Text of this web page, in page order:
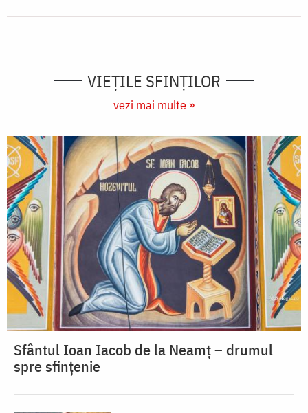
VIEŢILE SFINŢILOR
vezi mai multe »
Sfântul Ioan Iacob de la Neamț – drumul
spre sfințenie